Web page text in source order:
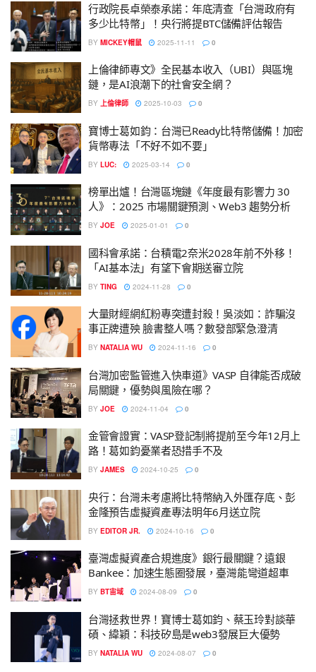
行政院長卓榮泰承諾：年底清查「台灣政府有
多少比特幣」！央行將提BTC儲備評估報告
BY MICKEY帽鼠 2025-11-11 0
上倫律師專文》全民基本收入（UBI）與區塊
鏈，是AI浪潮下的社會安全網？
BY 上倫律師 2025-10-03 0
寶博士葛如鈞：台灣已Ready比特幣儲備！加密
貨幣專法「不好不如不要」
BY LUC: 2025-03-14 0
榜單出爐！台灣區塊鏈《年度最有影響力 30
人》：2025 市場關鍵預測、Web3 趨勢分析
BY JOE 2025-01-01 0
國科會承諾：台積電2奈米2028年前不外移！
「AI基本法」有望下會期送審立院
BY TING 2024-11-28 0
大量財經網紅粉專突遭封殺！吳淡如：詐騙沒
事正牌遭殃 臉書整人嗎？數發部緊急澄清
BY NATALIA WU 2024-11-16 0
台灣加密監管進入快車道》VASP 自律能否成破
局關鍵，優勢與風險在哪？
BY JOE 2024-11-04 0
金管會證實：VASP登記制將提前至今年12月上
路！葛如鈞憂業者恐措手不及
BY JAMES 2024-10-25 0
央行：台灣未考慮將比特幣納入外匯存底、彭
金隆預告虛擬資產專法明年6月送立院
BY EDITOR JR. 2024-10-16 0
臺灣虛擬資產合規進度》銀行最關鍵？遠銀
Bankee：加速生態圈發展，臺灣能彎道超車
BY BT宙域 2024-08-09 0
台灣拯救世界！寶博士葛如鈞、蔡玉玲對談華
碩、緯穎：科技矽島是web3發展巨大優勢
BY NATALIA WU 2024-08-07 0